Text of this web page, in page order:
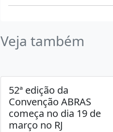
Veja também
52ª edição da
Convenção ABRAS
começa no dia 19 de
março no RJ